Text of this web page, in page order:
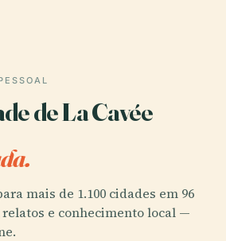
de La Cavée
mais de 1.100 cidades em 96
e conhecimento local —